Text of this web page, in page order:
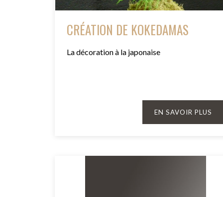
CRÉATION DE KOKEDAMAS
La décoration à la japonaise
EN SAVOIR PLUS